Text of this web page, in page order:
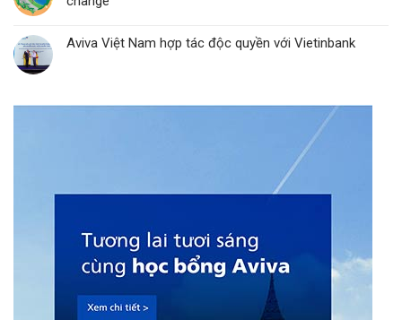
Aviva Việt Nam hợp tác độc quyền với Vietinbank